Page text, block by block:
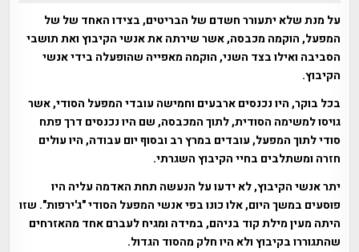
על מנת שלא יתעורר חשדם של הבריטים, בצידו האחד של של
המפעל, הוקמה מכבסה, אשר שירתה את אנשי הקיבוץ ואת תושבי
הסביבה ואילו בצד השני, הוקמה מאפייה שהופעלה בידי אנשי
הקיבוץ.
בכל בוקר, היו נכנסים ארבעים וחמישה עובדי המפעל הסודי, אשר
גויסו למשימה הסודית, לתוך המכבסה, שם היו נכנסים דרך פתח
סודי לתוך המפעל, עובדים במרץ רב ובסוף יום עבודה, היו עולים
חזרה ומשתלבים בחיי הקיבוץ השגרתי.
יתר אנשי הקיבוץ, לא ידעו על הנעשה תחת האדמה עליה היו
פוסעים במשך היום, אלו כונו בפי אנשי המפעל הסודי "ג'ירפות". שזו
היתה מעין מילת קוד בניהם, במידה ומגיח לעברם אחד מהאזרחים
שהתגוררו בקיבוץ ולא היו חלק מהסוד הגדול.